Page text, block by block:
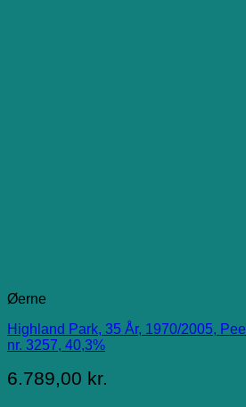
Øerne
Highland Park, 35 År, 1970/2005,
nr. 3257, 40,3%
6.789,00 kr.